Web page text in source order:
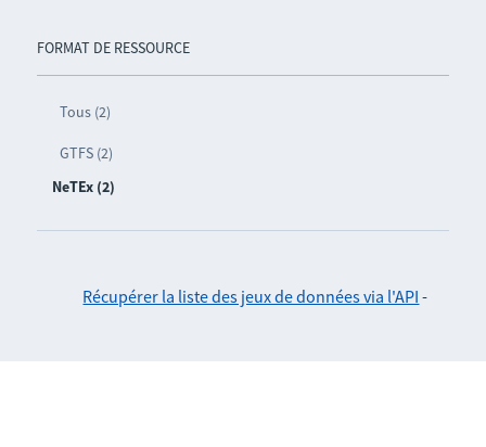
FORMAT DE RESSOURCE
Tous (2)
GTFS (2)
NeTEx (2)
Récupérer la liste des jeux de données via l'API -